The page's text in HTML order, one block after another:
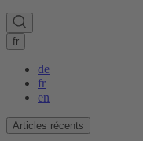
fr
de
fr
en
Articles récents